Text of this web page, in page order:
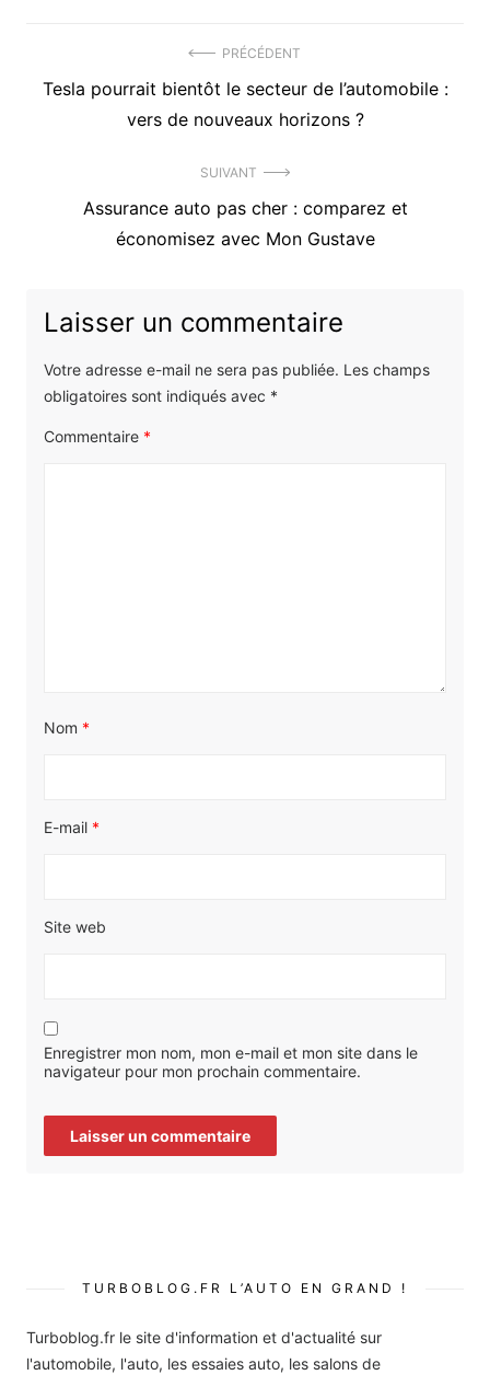
de
PRÉCÉDENT
Précédent
Tesla pourrait bientôt le secteur de l’automobile :
vers de nouveaux horizons ?
SUIVANT
ArticleAssurance auto pas cher : comparez et
économisez avec Mon Gustave
Laisser un commentaire
Votre adresse e-mail ne sera pas publiée. Les champs
obligatoires sont indiqués avec *
Commentaire *
Nom *
E-mail *
Site web
Enregistrer mon nom, mon e-mail et mon site dans le
navigateur pour mon prochain commentaire.
TURBOBLOG.FR L’AUTO EN GRAND !
Turboblog.fr le site d'information et d'actualité sur
l'automobile, l'auto, les essaies auto, les salons de